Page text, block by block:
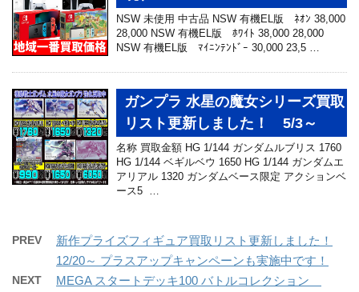
NSW 未使用 中古品 NSW 有機EL版 ﾈｵﾝ 38,000
28,000 NSW 有機EL版 ﾎﾜｲﾄ 38,000 28,000
NSW 有機EL版 ﾏｲﾆﾝﾃﾝﾄﾞｰ 30,000 23,5 …
ガンプラ 水星の魔女シリーズ買取
リスト更新しました！ 5/3～
名称 買取金額 HG 1/144 ガンダムルブリス 1760
HG 1/144 ベギルベウ 1650 HG 1/144 ガンダムエ
アリアル 1320 ガンダムベース限定 アクションベ
ース5 …
PREV
新作プライズフィギュア買取リスト更新しました！
12/20～ プラスアップキャンペーンも実施中です！
NEXT
MEGA スタートデッキ100 バトルコレクション